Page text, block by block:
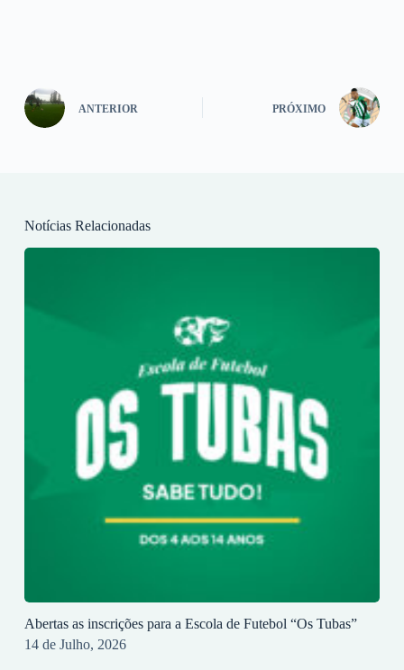
ANTERIOR PRÓXIMO
Notícias Relacionadas
Abertas as inscrições para a Escola de Futebol “Os Tubas”
14 de Julho, 2026